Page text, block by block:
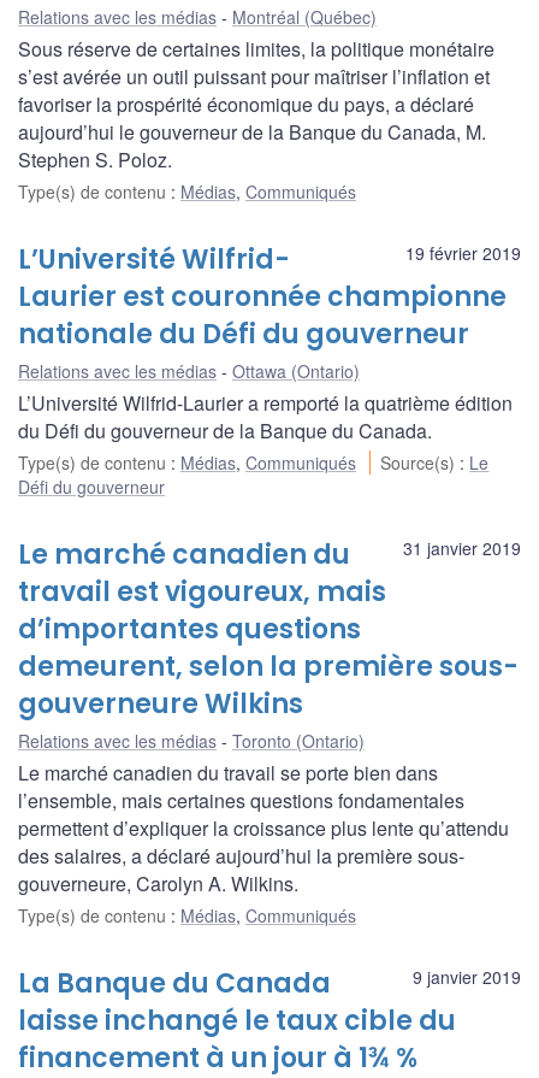
Relations avec les médias Montréal (Québec)
Sous réserve de certaines limites, la politique monétaire
s’est avérée un outil puissant pour maîtriser l’inflation et
favoriser la prospérité économique du pays, a déclaré
aujourd’hui le gouverneur de la Banque du Canada, M.
Stephen S. Poloz.
Type(s) de contenu : Médias, Communiqués
19 février 2019
L’Université Wilfrid-
Laurier est couronnée championne
nationale du Défi du gouverneur
Relations avec les médias Ottawa (Ontario)
L’Université Wilfrid-Laurier a remporté la quatrième édition
du Défi du gouverneur de la Banque du Canada.
Type(s) de contenu : Médias, Communiqués Source(s) : Le
Défi du gouverneur
31 janvier 2019
Le marché canadien du
travail est vigoureux, mais
d’importantes questions
demeurent, selon la première sous-
gouverneure Wilkins
Relations avec les médias Toronto (Ontario)
Le marché canadien du travail se porte bien dans
l’ensemble, mais certaines questions fondamentales
permettent d’expliquer la croissance plus lente qu’attendu
des salaires, a déclaré aujourd’hui la première sous-
gouverneure, Carolyn A. Wilkins.
Type(s) de contenu : Médias, Communiqués
9 janvier 2019
La Banque du Canada
laisse inchangé le taux cible du
financement à un jour à 1¾ %